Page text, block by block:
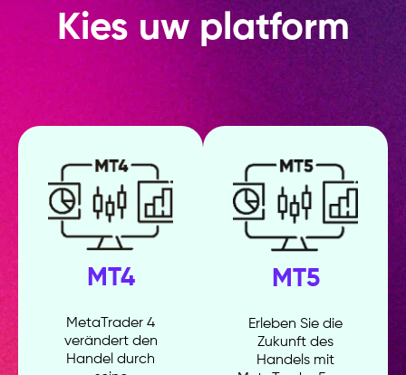
Kies uw platform
MT4
MetaTrader 4
verändert den
Handel durch
MT5
Erleben Sie die
Zukunft des
Handels mit